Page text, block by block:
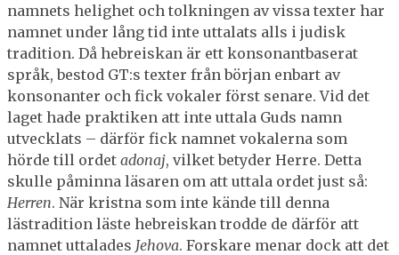
namnets helighet och tolkningen av vissa texter har
namnet under lång tid inte uttalats alls i judisk
tradition. Då hebreiskan är ett konsonantbaserat
språk, bestod GT:s texter från början enbart av
konsonanter och fick vokaler först senare. Vid det
laget hade praktiken att inte uttala Guds namn
utvecklats – därför fick namnet vokalerna som
hörde till ordetadonaj, vilket betyder Herre. Detta
skulle påminna läsaren om att uttala ordet just så:
Herren. När kristna som inte kände till denna
lästradition läste hebreiskan trodde de därför att
namnet uttalades Jehova. Forskare menar dock att det